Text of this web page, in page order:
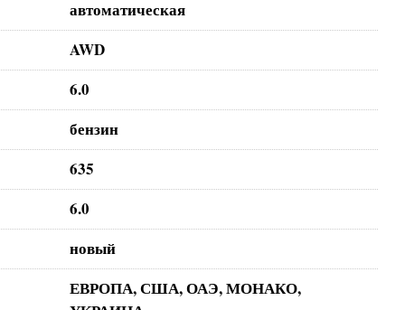
автоматическая
AWD
6.0
бензин
635
6.0
новый
ЕВРОПА, США, ОАЭ, МОНАКО,